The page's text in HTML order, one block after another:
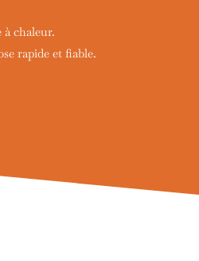
chaleur.
rapide et fiable.